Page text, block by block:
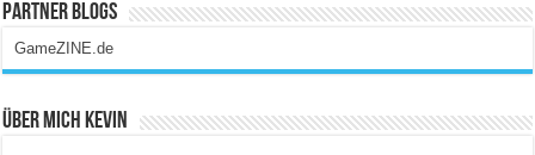
Partner Blogs
GameZINE.de
Über Mich Kevin